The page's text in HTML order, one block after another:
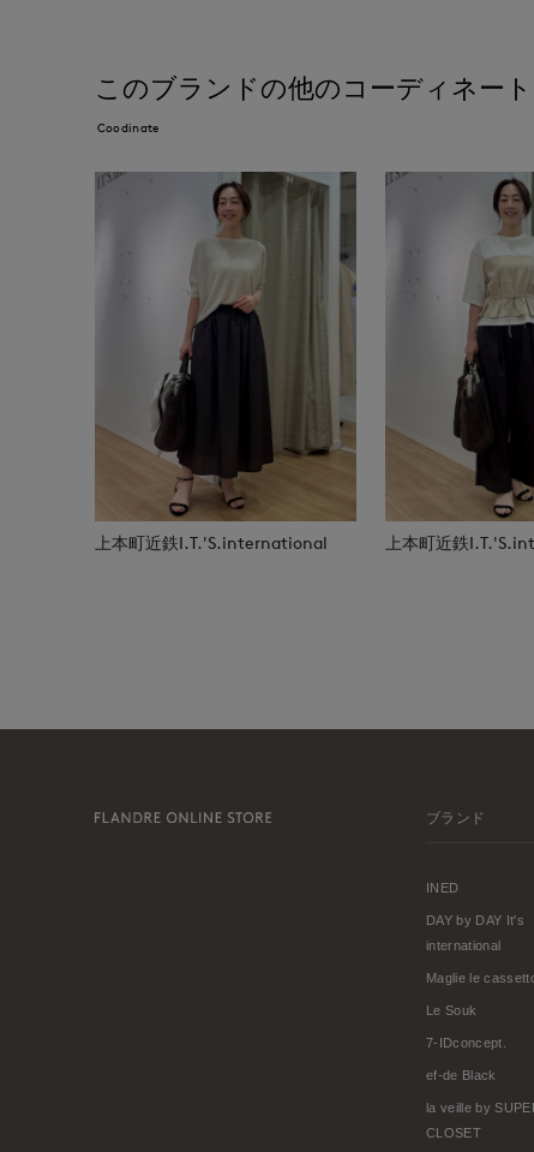
このブランドの他のコーディネート
Coodinate
上本町近鉄I.T.'S.international 上本町近鉄
ブランド
INED
DAY by DAY It's
international
Maglie le
Le Souk
7-IDconcept.
ef-de Black
la veille by
CLOSET